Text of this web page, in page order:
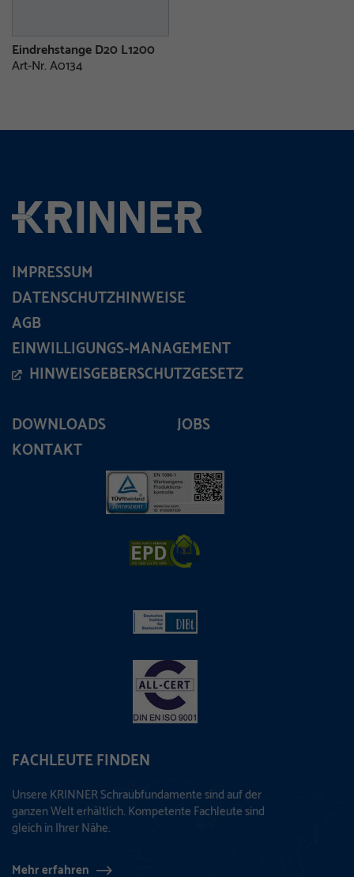
Eindrehstange D20 L1200
Art-Nr. A0134
DOWNLOADS
JOBS
KONTAKT
FACHLEUTE FINDEN
Unsere KRINNER Schraubfundamente sind auf der
ganzen Welt erhältlich. Kompetente Fachleute sind
gleich in Ihrer Nähe.
Mehr erfahren
IMPRESSUM
DATENSCHUTZHINWEISE
AGB
EINWILLIGUNGS-MANAGEMENT
HINWEISGEBERSCHUTZGESETZ